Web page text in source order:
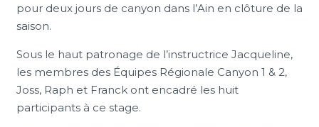
pour deux jours de canyon dans l’Ain en clôture de la
saison.
Sous le haut patronage de l’instructrice Jacqueline,
les membres des Équipes Régionale Canyon 1 & 2,
Joss, Raph et Franck ont encadré les huit
participants à ce stage.